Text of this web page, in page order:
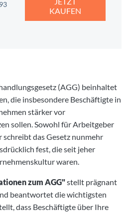
KAUFEN
(AGG) beinhaltet
die insbesondere Beschäftigte in
stärker vor
sollen. Sowohl für Arbeitgeber
das Gesetz nunmehr
fest, die seit jeher
waren.
zum AGG"stellt prägnant
beantwortet die wichtigsten
dass Beschäftigte über Ihre